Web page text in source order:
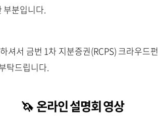
부분입니다.
셔서 금번 1차 지분증권(RCPS) 크라우드
탁드립니다.
🦄 온라인 설명회 영상